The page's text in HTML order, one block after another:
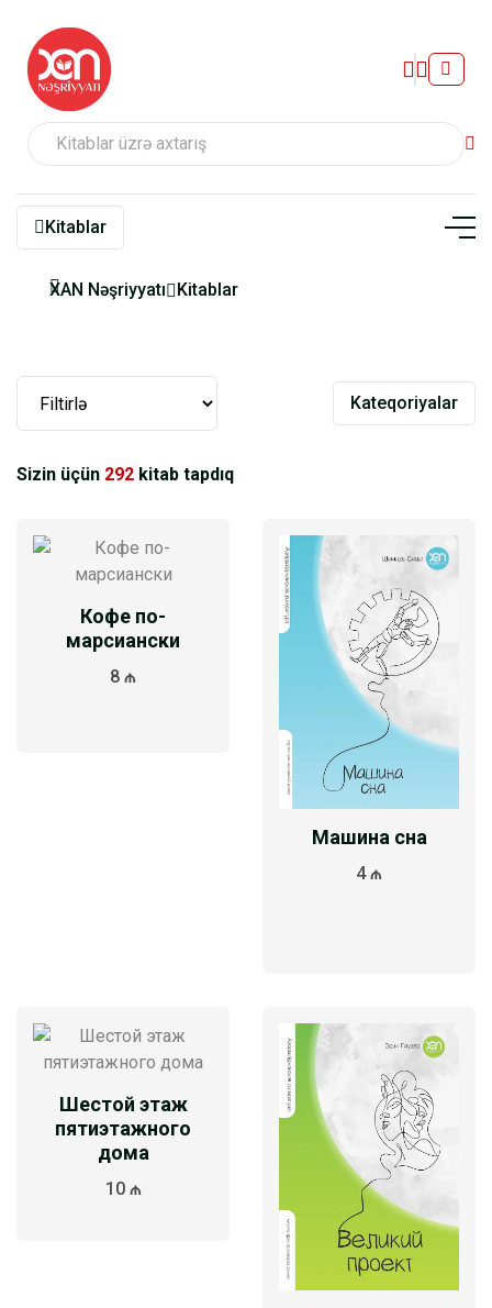
Kitablar
XAN Nəşriyyatı Kitablar
Kateqoriyalar
Sizin üçün 292 kitab tapdıq
Кофе по-
марсиански
8 ₼
Машина сна
4 ₼
Шестой этаж
пятиэтажного
дома
10 ₼